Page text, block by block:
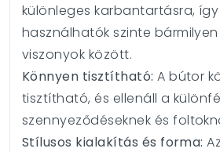
különleges karbantartásra,
használhatók szinte
viszonyok között.
Könnyen tisztítható: A bútor
tisztítható, és ellenáll a
szennyeződéseknek és
Stílusos kialakítás és forma: